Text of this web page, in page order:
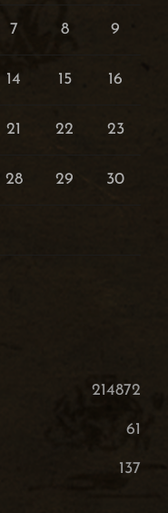
7 8 9
14 15 16
21 22 23
28 29 30
214872
61
137